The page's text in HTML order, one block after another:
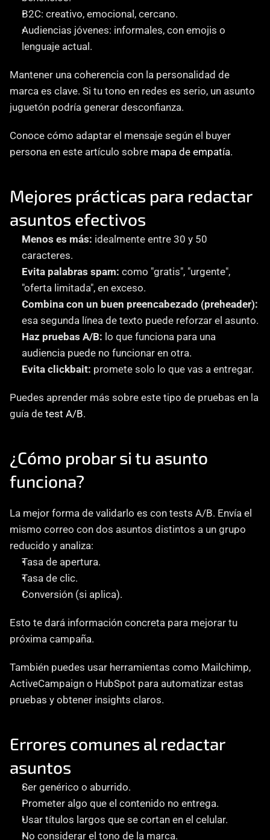
B2C: creativo, emocional, cercano.
Audiencias jóvenes: informales, con emojis o
lenguaje actual.
Mantener una coherencia con la personalidad de
marca es clave. Si tu tono en redes es serio, un asunto
juguetón podría generar desconfianza.
Conoce cómo adaptar el mensaje según el buyer
persona en este artículo sobre mapa de empatía.
Mejores prácticas para redactar
asuntos efectivos
Menos es más: idealmente entre 30 y 50
caracteres.
Evita palabras spam: como "gratis", "urgente",
"oferta limitada", en exceso.
Combina con un buen preencabezado (preheader):
esa segunda línea de texto puede reforzar el asunto.
Haz pruebas A/B: lo que funciona para una
audiencia puede no funcionar en otra.
Evita clickbait: promete solo lo que vas a entregar.
Puedes aprender más sobre este tipo de pruebas en la
guía de test A/B.
¿Cómo probar si tu asunto
funciona?
La mejor forma de validarlo es con tests A/B. Envía el
mismo correo con dos asuntos distintos a un grupo
reducido y analiza:
Tasa de apertura.
Tasa de clic.
Conversión (si aplica).
Esto te dará información concreta para mejorar tu
próxima campaña.
También puedes usar herramientas como Mailchimp,
ActiveCampaign o HubSpot para automatizar estas
pruebas y obtener insights claros.
Errores comunes al redactar
asuntos
Ser genérico o aburrido.
Prometer algo que el contenido no entrega.
Usar títulos largos que se cortan en el celular.
No considerar el tono de la marca.